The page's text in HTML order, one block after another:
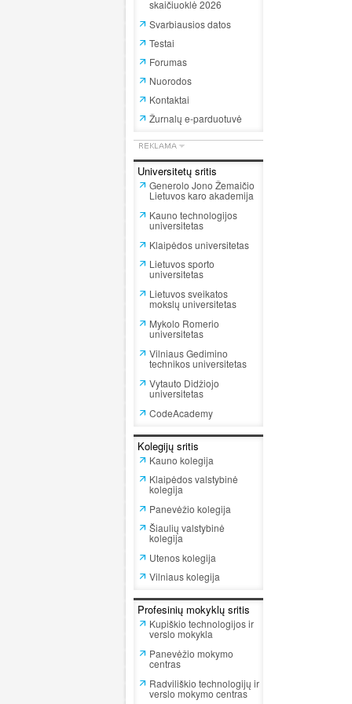
skaičiuoklė 2026
Svarbiausios datos
Testai
Forumas
Nuorodos
Kontaktai
Žurnalų e-parduotuvė
Universitetų sritis
Generolo Jono Žemaičio
Lietuvos karo akademija
Kauno technologijos
universitetas
Klaipėdos universitetas
Lietuvos sporto
universitetas
Lietuvos sveikatos
mokslų universitetas
Mykolo Romerio
universitetas
Vilniaus Gedimino
technikos universitetas
Vytauto Didžiojo
universitetas
CodeAcademy
Kolegijų sritis
Kauno kolegija
Klaipėdos valstybinė
kolegija
Panevėžio kolegija
Šiaulių valstybinė
kolegija
Utenos kolegija
Vilniaus kolegija
Profesinių mokyklų sritis
Kupiškio technologijos ir
verslo mokykla
Panevėžio mokymo
centras
Radviliškio technologijų ir
verslo mokymo centras